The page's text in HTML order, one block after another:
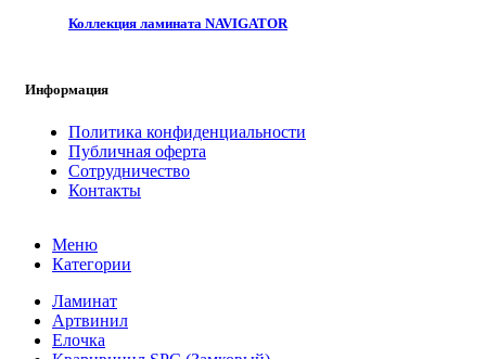
Коллекция ламината NAVIGATOR
Информация
Политика конфиденциальности
Публичная оферта
Сотрудничество
Контакты
Меню
Категории
Ламинат
Артвинил
Елочка